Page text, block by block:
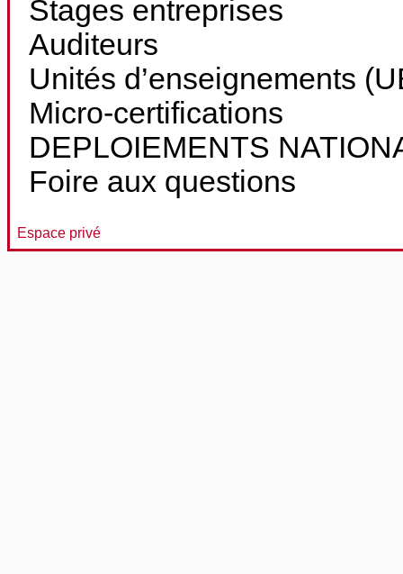
Stages entreprises
Auditeurs
Unités d’enseignements
Micro-certifications
DEPLOIEMENTS
Foire aux questions
Espace privé